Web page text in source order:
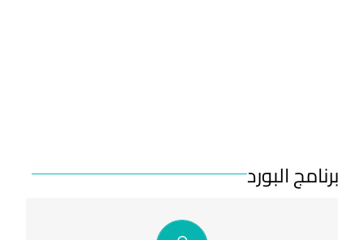
برنامج البورد
تفاصيل